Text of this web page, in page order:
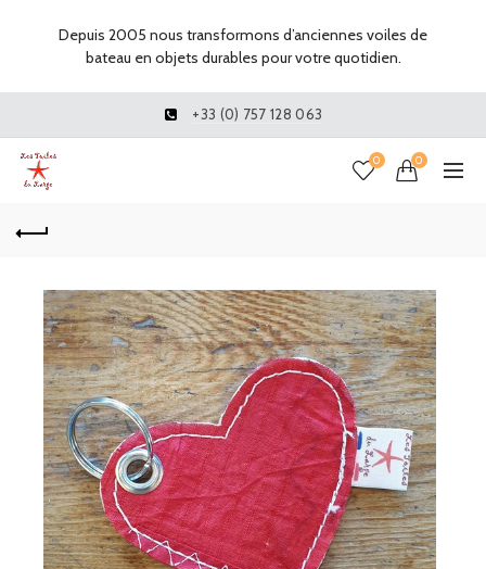
+33 (0) 757 128 063
0 0
Depuis 2005 nous transformons d’anciennes voiles de
bateau en objets durables pour votre quotidien.